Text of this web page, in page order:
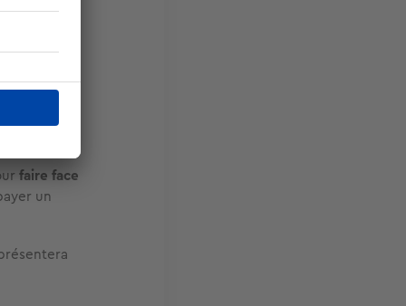
. Votre
dans
faire face
un